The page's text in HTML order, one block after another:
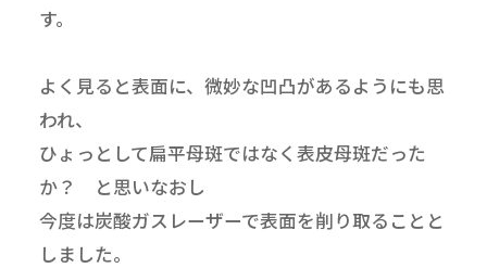
す。
よく見ると表面に、微妙な凹凸があるようにも思
われ、
ひょっとして扁平母斑ではなく表皮母斑だった
か？ と思いなおし
今度は炭酸ガスレーザーで表面を削り取ることと
しました。